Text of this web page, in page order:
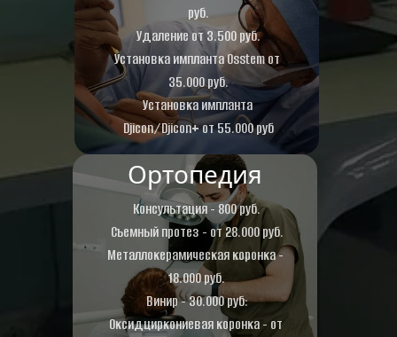
руб.
Удаление от 3.500 руб.
Установка импланта Osstem от
35.000 руб.
Установка импланта
Djicon/Djicon+ от 55.000 руб
Ортопедия
Консультация - 800 руб.
Съемный протез - от 28.000 руб.
Металлокерамическая коронка -
18.000 руб.
Винир - 30.000 руб:
Оксидциркониевая коронка - от